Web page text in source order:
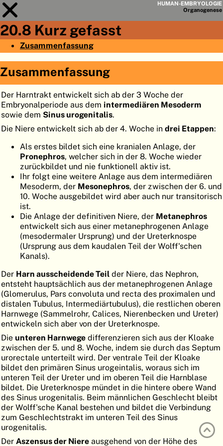
HUMAN-EMBRYOLOGIE
Organogenese
Modul20
KAPITELLISTE
ABSTRAKT
HOME
EMBRYOGENESE
ORGANOGENESE
ATLASEMBRYOLOGY
HILFE
FR
20.8 Kurz gefasst
Zusammenfassung
Zusammenfassung
Der Harntrakt entwickelt sich ab der 3 Woche der
Embryonalperiode aus dem intermediären Mesoderm
sowie dem Sinus urogenitalis.
Die Niere entwickelt sich ab der 4. Woche in drei Etappen:
Als erstes bildet sich eine kranialen Anlage, der
Pronephros, welcher sich in der 8. Woche wieder
zurückbildet und nie funktionell aktiv ist.
Ihr folgt eine weitere Anlage aus dem intermediären
Mesoderm, der Mesonephros, der zwischen der 6. und
10. Woche ausgebildet wird aber auch nur transitorisch
ist.
Die Anlage der definitiven Niere, der Metanephros
entwickelt sich aus einer metanephrogenen Anlage
(mesodermaler Ursprung) und der Ureterknospe
(Ursprung aus dem kaudalen Teil der Wolff'schen
Kanals).
Der Harn ausscheidende Teil der Niere, das Nephron,
entsteht hauptsächlich aus der metanephrogenen Anlage
(Glomerulus, Pars convoluta und recta des proximalen und
distalen Tubulus, Intermediärtubulus), die restlichen oberen
Harnwege (Sammelrohr, Calices, Nierenbecken und Ureter)
entwickeln sich aber von der Ureterknospe.
Die unteren Harnwege differenzieren sich aus der Kloake
zwischen der 5. und 8. Woche, indem sie durch das Septum
urorectale unterteilt wird. Der ventrale Teil der Kloake
bildet den primären Sinus urogeintalis, woraus sich im
unteren Teil der Ureter und im oberen Teil die Harnblase
bildet. Die Ureterknospe mündet in die hintere obere Wand
des Sinus urogenitalis. Beim männlichen Geschlecht bleibt
der Wolff'sche Kanal bestehen und bildet die Verbindung
zum Geschlechtstrakt im unteren Teil des Sinus
urogenitalis.
Der Aszensus der Niere ausgehend von der Höhe des